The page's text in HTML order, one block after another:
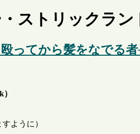
ストリックラン
ってから髪をなでる
ように）